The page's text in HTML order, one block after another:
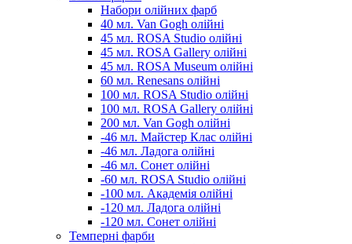
Набори олійних фарб
40 мл. Van Gogh олійні
45 мл. ROSA Studio олійні
45 мл. ROSA Gallery олійні
45 мл. ROSA Museum олійні
60 мл. Renesans олійні
100 мл. ROSA Studio олійні
100 мл. ROSA Gallery олійні
200 мл. Van Gogh олійні
-46 мл. Майстер Клас олійні
-46 мл. Ладога олійні
-46 мл. Сонет олійні
-60 мл. ROSA Studio олійні
-100 мл. Академія олійні
-120 мл. Ладога олійні
-120 мл. Сонет олійні
Темперні фарби